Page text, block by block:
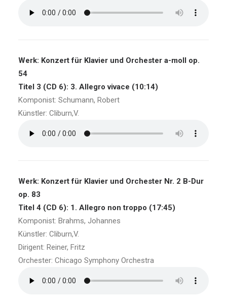
Werk: Konzert für Klavier und Orchester a-moll op.
54
Titel 3 (CD 6): 3. Allegro vivace (10:14)
Komponist: Schumann, Robert
Künstler: Cliburn,V.
Werk: Konzert für Klavier und Orchester Nr. 2 B-Dur
op. 83
Titel 4 (CD 6): 1. Allegro non troppo (17:45)
Komponist: Brahms, Johannes
Künstler: Cliburn,V.
Dirigent: Reiner, Fritz
Orchester: Chicago Symphony Orchestra